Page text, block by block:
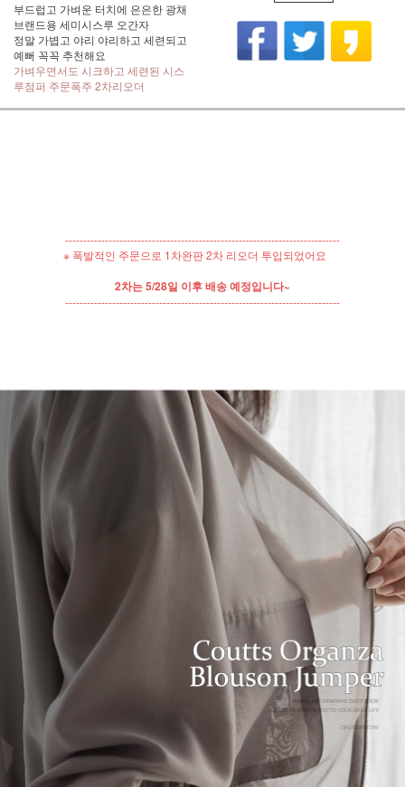
부드럽고 가벼운 터치에 은은한 광채
브랜드용 세미시스루 오간자
정말 가볍고 야리 야리하고 세련되고
예뻐 꼭꼭 추천해요
가벼우면서도 시크하고 세련된 시스
루점퍼 주문폭주 2차리오더
----------------------------------------------------------------------------
※ 폭발적인 주문으로 1차완판 2차 리오더 투입되었어요
2차는 5/28일 이후 배송 예정입니다~
----------------------------------------------------------------------------